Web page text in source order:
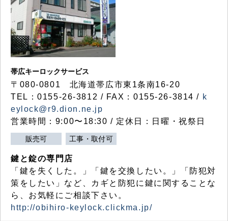
帯広キーロックサービス
〒080-0801 北海道帯広市東1条南16-20
TEL：0155-26-3812 / FAX：0155-26-3814 / k
eylock@r9.dion.ne.jp
営業時間：9:00〜18:30 / 定休日：日曜・祝祭日
販売可 工事・取付可
鍵と錠の専門店
「鍵を失くした。」「鍵を交換したい。」「防犯対
策をしたい」など、カギと防犯に鍵に関することな
ら、お気軽にご相談下さい。
http://obihiro-keylock.clickma.jp/